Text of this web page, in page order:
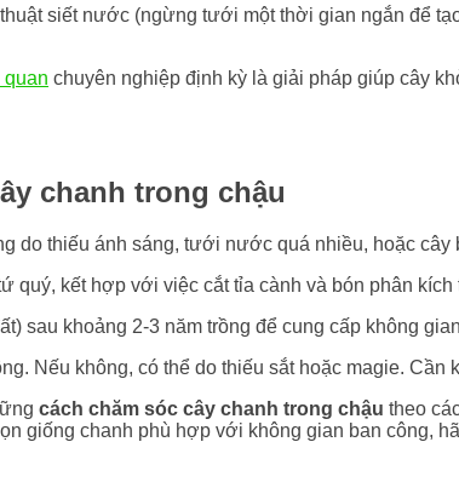
siết nước (ngừng tưới một thời gian ngắn để
chuyên nghiệp định kỳ là giải pháp giúp cây
chanh trong chậu
do thiếu ánh sáng, tưới nước quá nhiều, hoặc
quý, kết hợp với việc cắt tỉa cành và bón phân
sau khoảng 2-3 năm trồng để cung cấp không
Nếu không, có thể do thiếu sắt hoặc magie.
cách chăm sóc cây chanh trong chậu theo
giống chanh phù hợp với không gian ban công,